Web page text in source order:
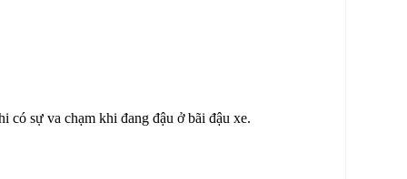
có sự va chạm khi đang đậu ở bãi đậu xe.